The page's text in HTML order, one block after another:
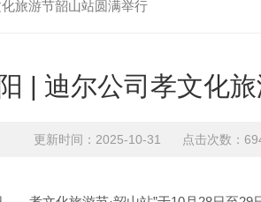
旅游节韶山站圆满举行
| 迪尔公司孝文化
更新时间：2025-10-31 点击次数：